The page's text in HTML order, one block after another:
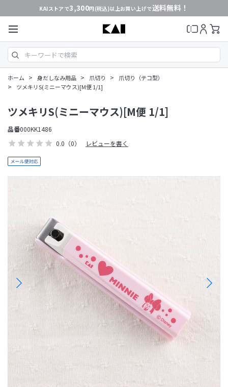
KAIストアで3,300円(税込)以上お買い上げで送料無料！
ホーム > 身だしなみ用品 > 爪切り > 爪切り（テコ型）
> ツメキリS(ミニーマウス)[M便 1/1]
0.0 （0） レビューを書く
ツメキリS(ミニーマウス)[M便 1/1]
品番000KK1486